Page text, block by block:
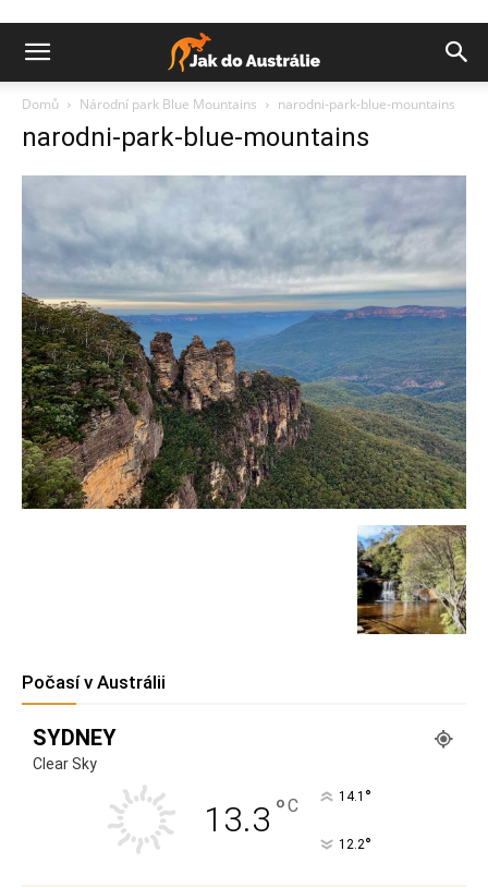
Domů Národní park Blue Mountains narodni-park-blue-mountains
narodni-park-blue-mountains
Počasí v Austrálii
SYDNEY
Clear Sky
13.3 °C 14.1 °
12.2°